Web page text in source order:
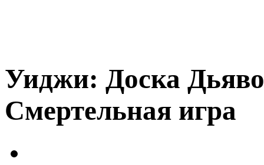
Уиджи: Доска
Смертельная игра